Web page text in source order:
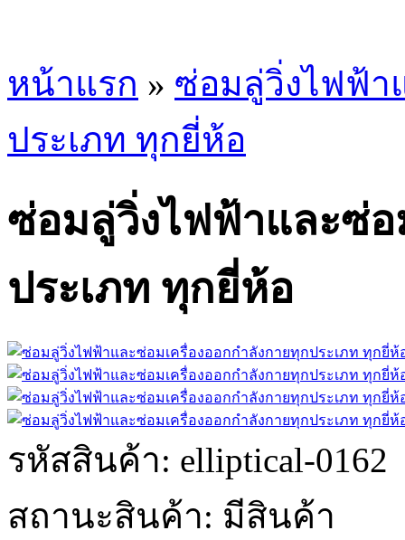
หน้าแรก » ซ่อมลู่วิ่งไฟฟ้า
ประเภท ทุกยี่ห้อ
ซ่อมลู่วิ่งไฟฟ้าและซ่อ
ประเภท ทุกยี่ห้อ
รหัสสินค้า: elliptical-0162
สถานะสินค้า: มีสินค้า